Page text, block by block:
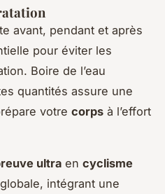
avant, pendant et après
pour éviter les
Boire de l’eau
quantités assure une
votre corps à l’effort
ultra en cyclisme
intégrant une